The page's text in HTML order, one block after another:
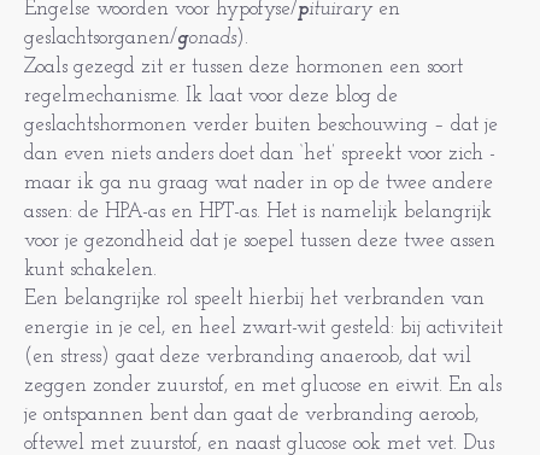
Engelse woorden voor hypofyse/pituiraryen
geslachtsorganen/gonads).
Zoals gezegd zit er tussen deze hormonen een soort
regelmechanisme. Ik laat voor deze blog de
geslachtshormonen verder buiten beschouwing – dat je
dan even niets anders doet dan ‘het’ spreekt voor zich -
maar ik ga nu graag wat nader in op de twee andere
assen: de HPA-as en HPT-as. Het is namelijk belangrijk
voor je gezondheid dat je soepel tussen deze twee assen
kunt schakelen.
Een belangrijke rol speelt hierbij het verbranden van
energie in je cel, en heel zwart-wit gesteld: bij activiteit
(en stress) gaat deze verbranding anaeroob, dat wil
zeggen zonder zuurstof, en met glucose en eiwit. En als
je ontspannen bent dan gaat de verbranding aeroob,
oftewel met zuurstof, en naast glucose ook met vet. Dus